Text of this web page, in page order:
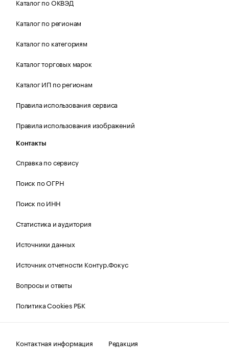
Каталог по ОКВЭД
Каталог по регионам
Каталог по категориям
Каталог торговых марок
Каталог ИП по регионам
Правила использования сервиса
Правила использования изображений
Контакты
Справка по сервису
Поиск по ОГРН
Поиск по ИНН
Статистика и аудитория
Источники данных
Источник отчетности Контур.Фокус
Вопросы и ответы
Политика Cookies РБК
Контактная информация
Редакция